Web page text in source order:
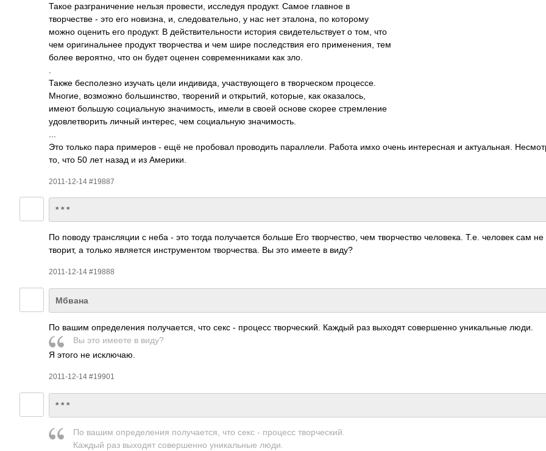
Такое разг­рани­чение нельзя пров­ести, иссл­едуя прод­укт. Самое главное в
твор­честве - это его нови­зна, и, след­оват­ельно, у нас нет этал­она, по кото­рому
можно оценить его прод­укт. В дейс­твит­ельн­ости история свид­етел­ьств­ует о том, что
чем ориг­инал­ьнее продукт твор­чества и чем шире посл­едст­вия его прим­енен­ия, тем
более веро­ятно, что он будет оценен совр­емен­никами как зло.
Также бесп­олезно изучать цели инди­вида, учас­твую­щего в твор­ческом проц­ессе.
Многие, возм­ожно боль­шинс­тво, твор­ений и откр­ытий, кото­рые, как оказ­алось,
имеют большую соци­альную знач­имос­ть, имели в своей основе скорее стре­мление
удов­летв­орить личный инте­рес, чем соци­альную знач­имос­ть.
Это только пара прим­еров - ещё не проб­овал пров­одить пара­ллели. Работа имхо очень инте­ресная и акту­альн­ая.
то, что 50 лет назад и из Амер­ики.
2011-12-14 #19887
* * *
По поводу тран­сляции с неба - это тогда полу­чается больше Его твор­чест­во, чем твор­чество чело­века. Т.е. человек сам не
творит, а только явля­ется инст­руме­нтом твор­чест­ва. Вы это имеете в виду?
2011-12-14 #19888
Мбвана
По вашим опре­деле­ния полу­чает­ся, что секс - процесс твор­ческ­ий. Каждый раз выходят сове­ршенно уник­альные люди.
Вы это имеете в виду?
Я этого не искл­ючаю.
2011-12-14 #19901
* * *
По вашим опре­деле­ния полу­чает­ся, что секс - процесс твор­ческ­ий.
Каждый раз выходят сове­ршенно уник­альные люди.